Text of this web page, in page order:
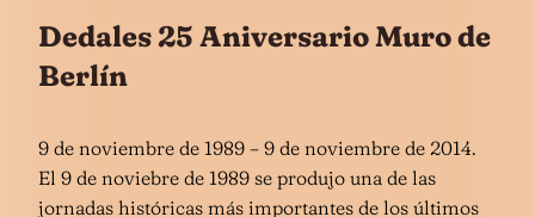
Dedales 25 Aniversario Muro de
Berlín
9 de noviembre de 1989 – 9 de noviembre de 2014.
El 9 de noviebre de 1989 se produjo una de las
jornadas históricas más importantes de los últimos